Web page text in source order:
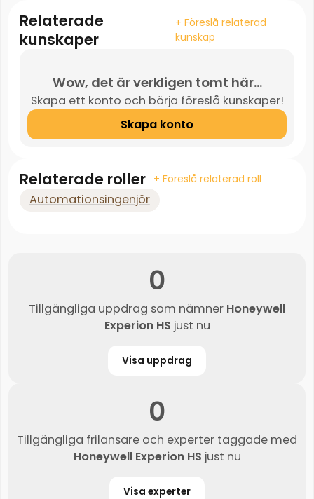
Relaterade
kunskaper
+ Föreslå relaterad
kunskap
Wow, det är verkligen tomt här...
Skapa ett konto och börja föreslå kunskaper!
Skapa konto
Relaterade roller + Föreslå relaterad roll
Automationsingenjör
0
Tillgängliga uppdrag som nämner Honeywell
Experion HS just nu
Visa uppdrag
0
Tillgängliga frilansare och experter taggade med
Honeywell Experion HS just nu
Visa experter